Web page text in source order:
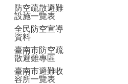
防空疏散避難
設施一覽表
全民防空宣導
資料
臺南市防空疏
散避難專區
臺南市避難收
容所一覽表